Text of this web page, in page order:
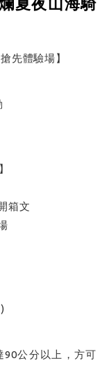
先體驗場】
箱文
90公分以上，方可